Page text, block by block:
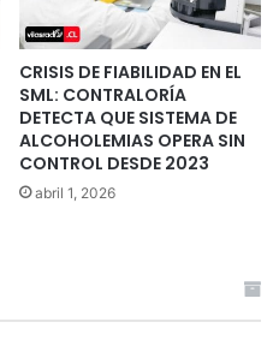
CRISIS DE FIABILIDAD EN EL
SML: CONTRALORÍA
DETECTA QUE SISTEMA DE
ALCOHOLEMIAS OPERA SIN
CONTROL DESDE 2023
abril 1, 2026